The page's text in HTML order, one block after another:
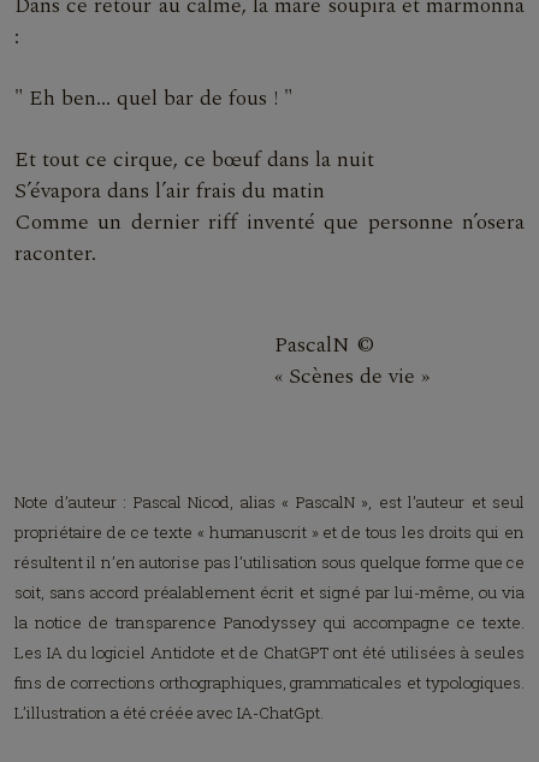
:
" Eh ben… quel bar de fous ! "
Et tout ce cirque, ce bœuf dans la nuit
S’évapora dans l’air frais du matin
Comme un dernier riff inventé que personne n’osera
raconter.
PascalN ©
« Scènes de vie »
Note d’auteur : Pascal Nicod, alias « PascalN », est l’auteur et seul
propriétaire de ce texte « humanuscrit » et de tous les droits qui en
résultent il n’en autorise pas l’utilisation sous quelque forme que ce
soit, sans accord préalablement écrit et signé par lui-même, ou via
la notice de transparence Panodyssey qui accompagne ce texte.
Les IA du logiciel Antidote et de ChatGPT ont été utilisées à seules
fins de corrections orthographiques, grammaticales et typologiques.
L’illustration a été créée avec IA-ChatGpt.